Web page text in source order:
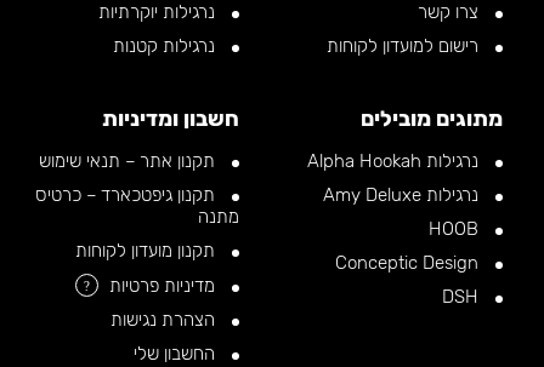
צרו קשר
רישום למועדון לקוחות
נרגילות יוקרתיות
נרגילות קטנות
מתוגים מובילים
נרגילות Alpha Hookah
נרגילות Amy Deluxe
חשבון ומדיניות
תקנון אתר – תנאי שימוש
תקנון גיפטכארד – כרטיס
מתנה
תקנון מועדון לקוחות
מדיניות פרטיות
?
הצהרת נגישות
החשבון שלי